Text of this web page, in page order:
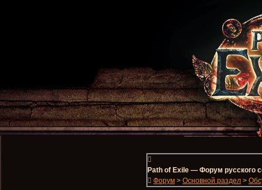
Path of Exile — Форум русского
Форум > Основной раздел >